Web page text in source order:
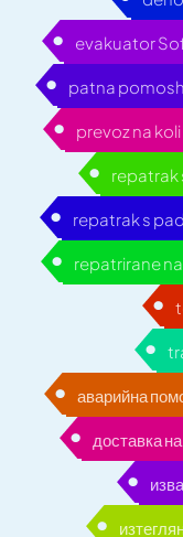
evakuator
patna
prevoz na koli
repatrak
repatrak s
repatrirane
аварийна
доставка